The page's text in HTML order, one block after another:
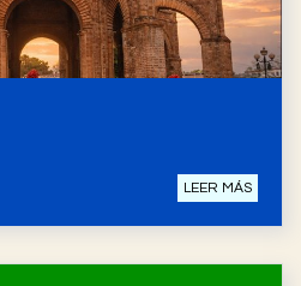
LEER MÁS